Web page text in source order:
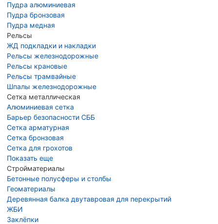
Пудра алюминиевая
Пудра бронзовая
Пудра медная
Рельсы
ЖД подкладки и накладки
Рельсы железнодорожные
Рельсы крановые
Рельсы трамвайные
Шпалы железнодорожные
Сетка металлическая
Алюминиевая сетка
Барьер безопасности СББ
Сетка арматурная
Сетка бронзовая
Сетка для грохотов
Показать еще
Стройматериалы
Бетонные полусферы и столбы
Геоматериалы
Деревянная балка двутавровая для перекрытий
ЖБИ
Заклёпки